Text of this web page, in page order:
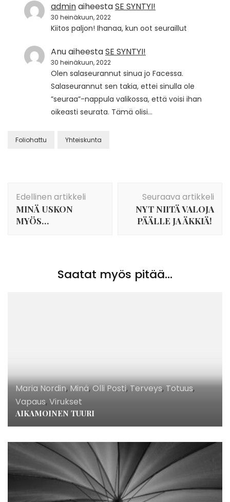
adminaiheestaSE SYNTYI!
30 heinäkuun, 2022
Kiitos paljon! Ihanaa, kun oot seuraillut
AnuaiheestaSE SYNTYI!
30 heinäkuun, 2022
Olen salaseurannut sinua jo Facessa.
Salaseurannut sen takia, ettei sinulla ole
”seuraa”-nappula valikossa, että voisi ihan
oikeasti seurata. Tämä olisi…
Foliohattu Yhteiskunta
selaus
Edellinen artikkeli
MINÄ USKON
MYÖS…
Seuraava artikkeli
NYT NIITÄ VALOJA
PÄÄLLE JA ÄKKIÄ!
Saatat myös pitää...
Maria Nordin,Minä,Olli Posti,Terveys,Totuus,
Vapaus,Virukset
AIKAMOINEN TUURI